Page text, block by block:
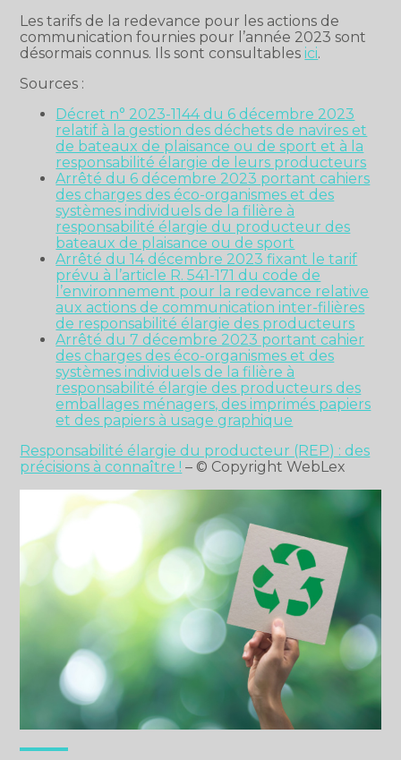
Les tarifs de la redevance pour les actions de
communication fournies pour l’année 2023 sont
désormais connus. Ils sont consultablesici.
Sources :
Décret n° 2023-1144 du 6 décembre 2023
relatif à la gestion des déchets de navires et
de bateaux de plaisance ou de sport et à la
responsabilité élargie de leurs producteurs
Arrêté du 6 décembre 2023 portant cahiers
des charges des éco-organismes et des
systèmes individuels de la filière à
responsabilité élargie du producteur des
bateaux de plaisance ou de sport
Arrêté du 14 décembre 2023 fixant le tarif
prévu à l’article R. 541-171 du code de
l’environnement pour la redevance relative
aux actions de communication inter-filières
de responsabilité élargie des producteurs
Arrêté du 7 décembre 2023 portant cahier
des charges des éco-organismes et des
systèmes individuels de la filière à
responsabilité élargie des producteurs des
emballages ménagers, des imprimés papiers
et des papiers à usage graphique
Responsabilité élargie du producteur (REP) : des
précisions à connaître ! – © Copyright WebLex